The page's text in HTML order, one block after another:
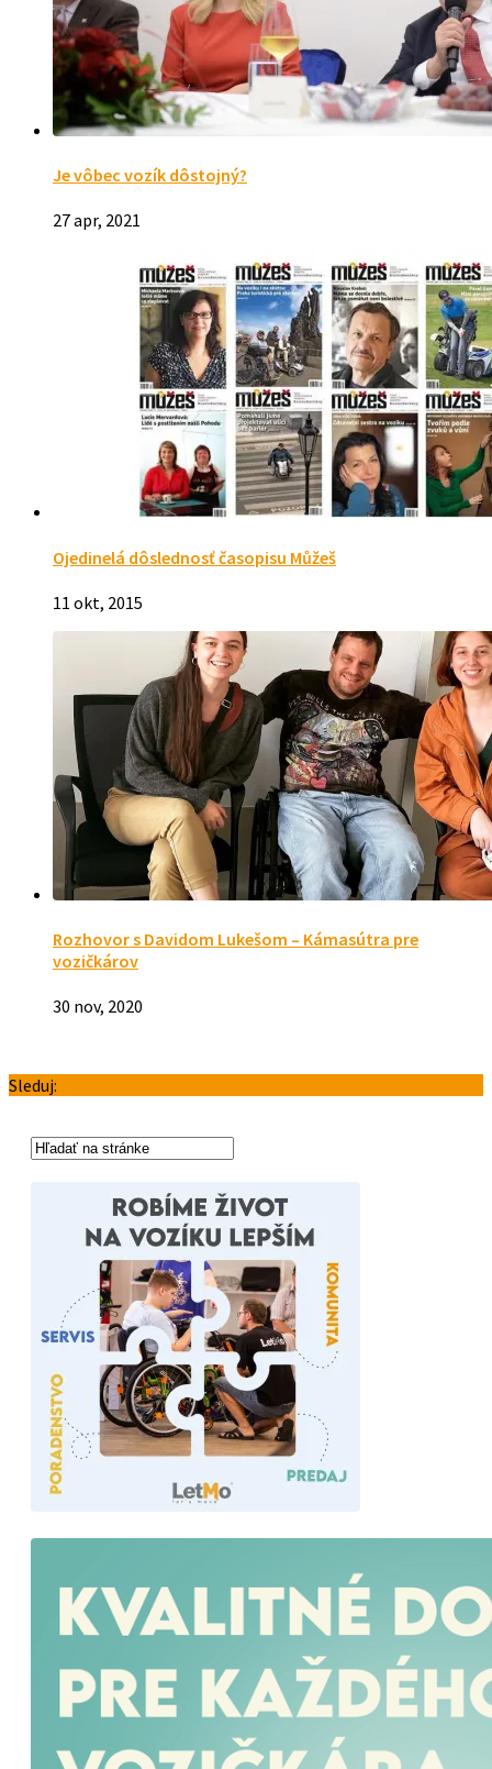
Je vôbec vozík dôstojný?
27 apr, 2021
Ojedinelá dôslednosť časopisu Můžeš
11 okt, 2015
Rozhovor s Davidom Lukešom – Kámasútra pre
vozičkárov
30 nov, 2020
Sleduj: